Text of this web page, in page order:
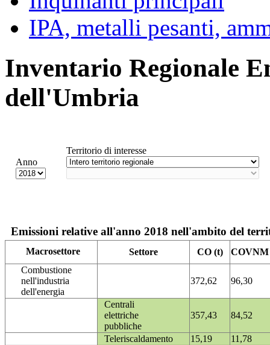
IPA, metalli pesanti,
Inventario Regionale
dell'Umbria
Anno
Territorio di interesse
Emissioni relative all'anno 2018 nell'ambito del
Macrosettore Settore CO (t)
COVNM
Combustione
nell'industria
dell'energia
372,62 96,30
Centrali
elettriche
pubbliche
357,43 84,52
Teleriscaldamento 15,19
11,78